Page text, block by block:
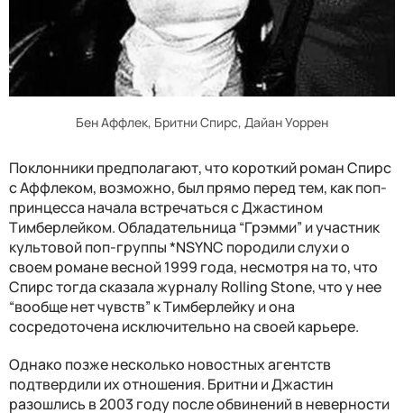
Бен Аффлек, Бритни Спирс, Дайан Уоррен
Поклонники предполагают, что короткий роман Спирс
с Аффлеком, возможно, был прямо перед тем, как поп-
принцесса начала встречаться с Джастином
Тимберлейком. Обладательница “Грэмми” и участник
культовой поп-группы *NSYNC породили слухи о
своем романе весной 1999 года, несмотря на то, что
Спирс тогда сказала журналу Rolling Stone, что у нее
“вообще нет чувств” к Тимберлейку и она
сосредоточена исключительно на своей карьере.
Однако позже несколько новостных агентств
подтвердили их отношения. Бритни и Джастин
разошлись в 2003 году после обвинений в неверности